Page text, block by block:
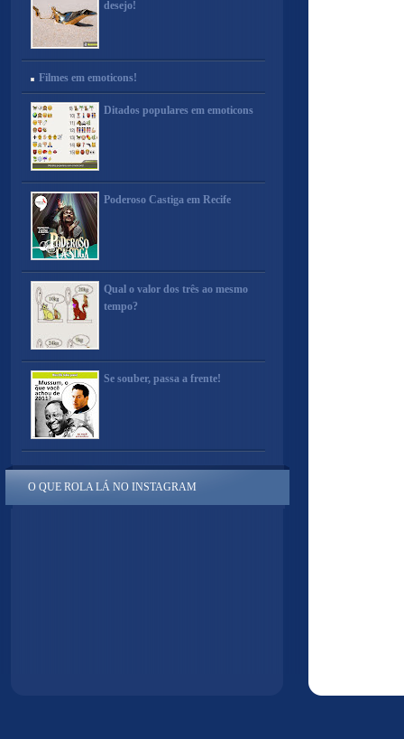
desejo!
Filmes em emoticons!
Ditados populares em emoticons
Poderoso Castiga em Recife
Qual o valor dos três ao mesmo
tempo?
Se souber, passa a frente!
O QUE ROLA LÁ NO INSTAGRAM